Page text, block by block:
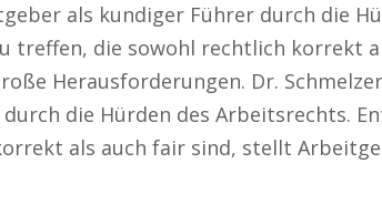
als kundiger Führer durch die
treffen, die sowohl rechtlich korrekt
Herausforderungen. Dr.
die Hürden des Arbeitsrechts.
als auch fair sind, stellt